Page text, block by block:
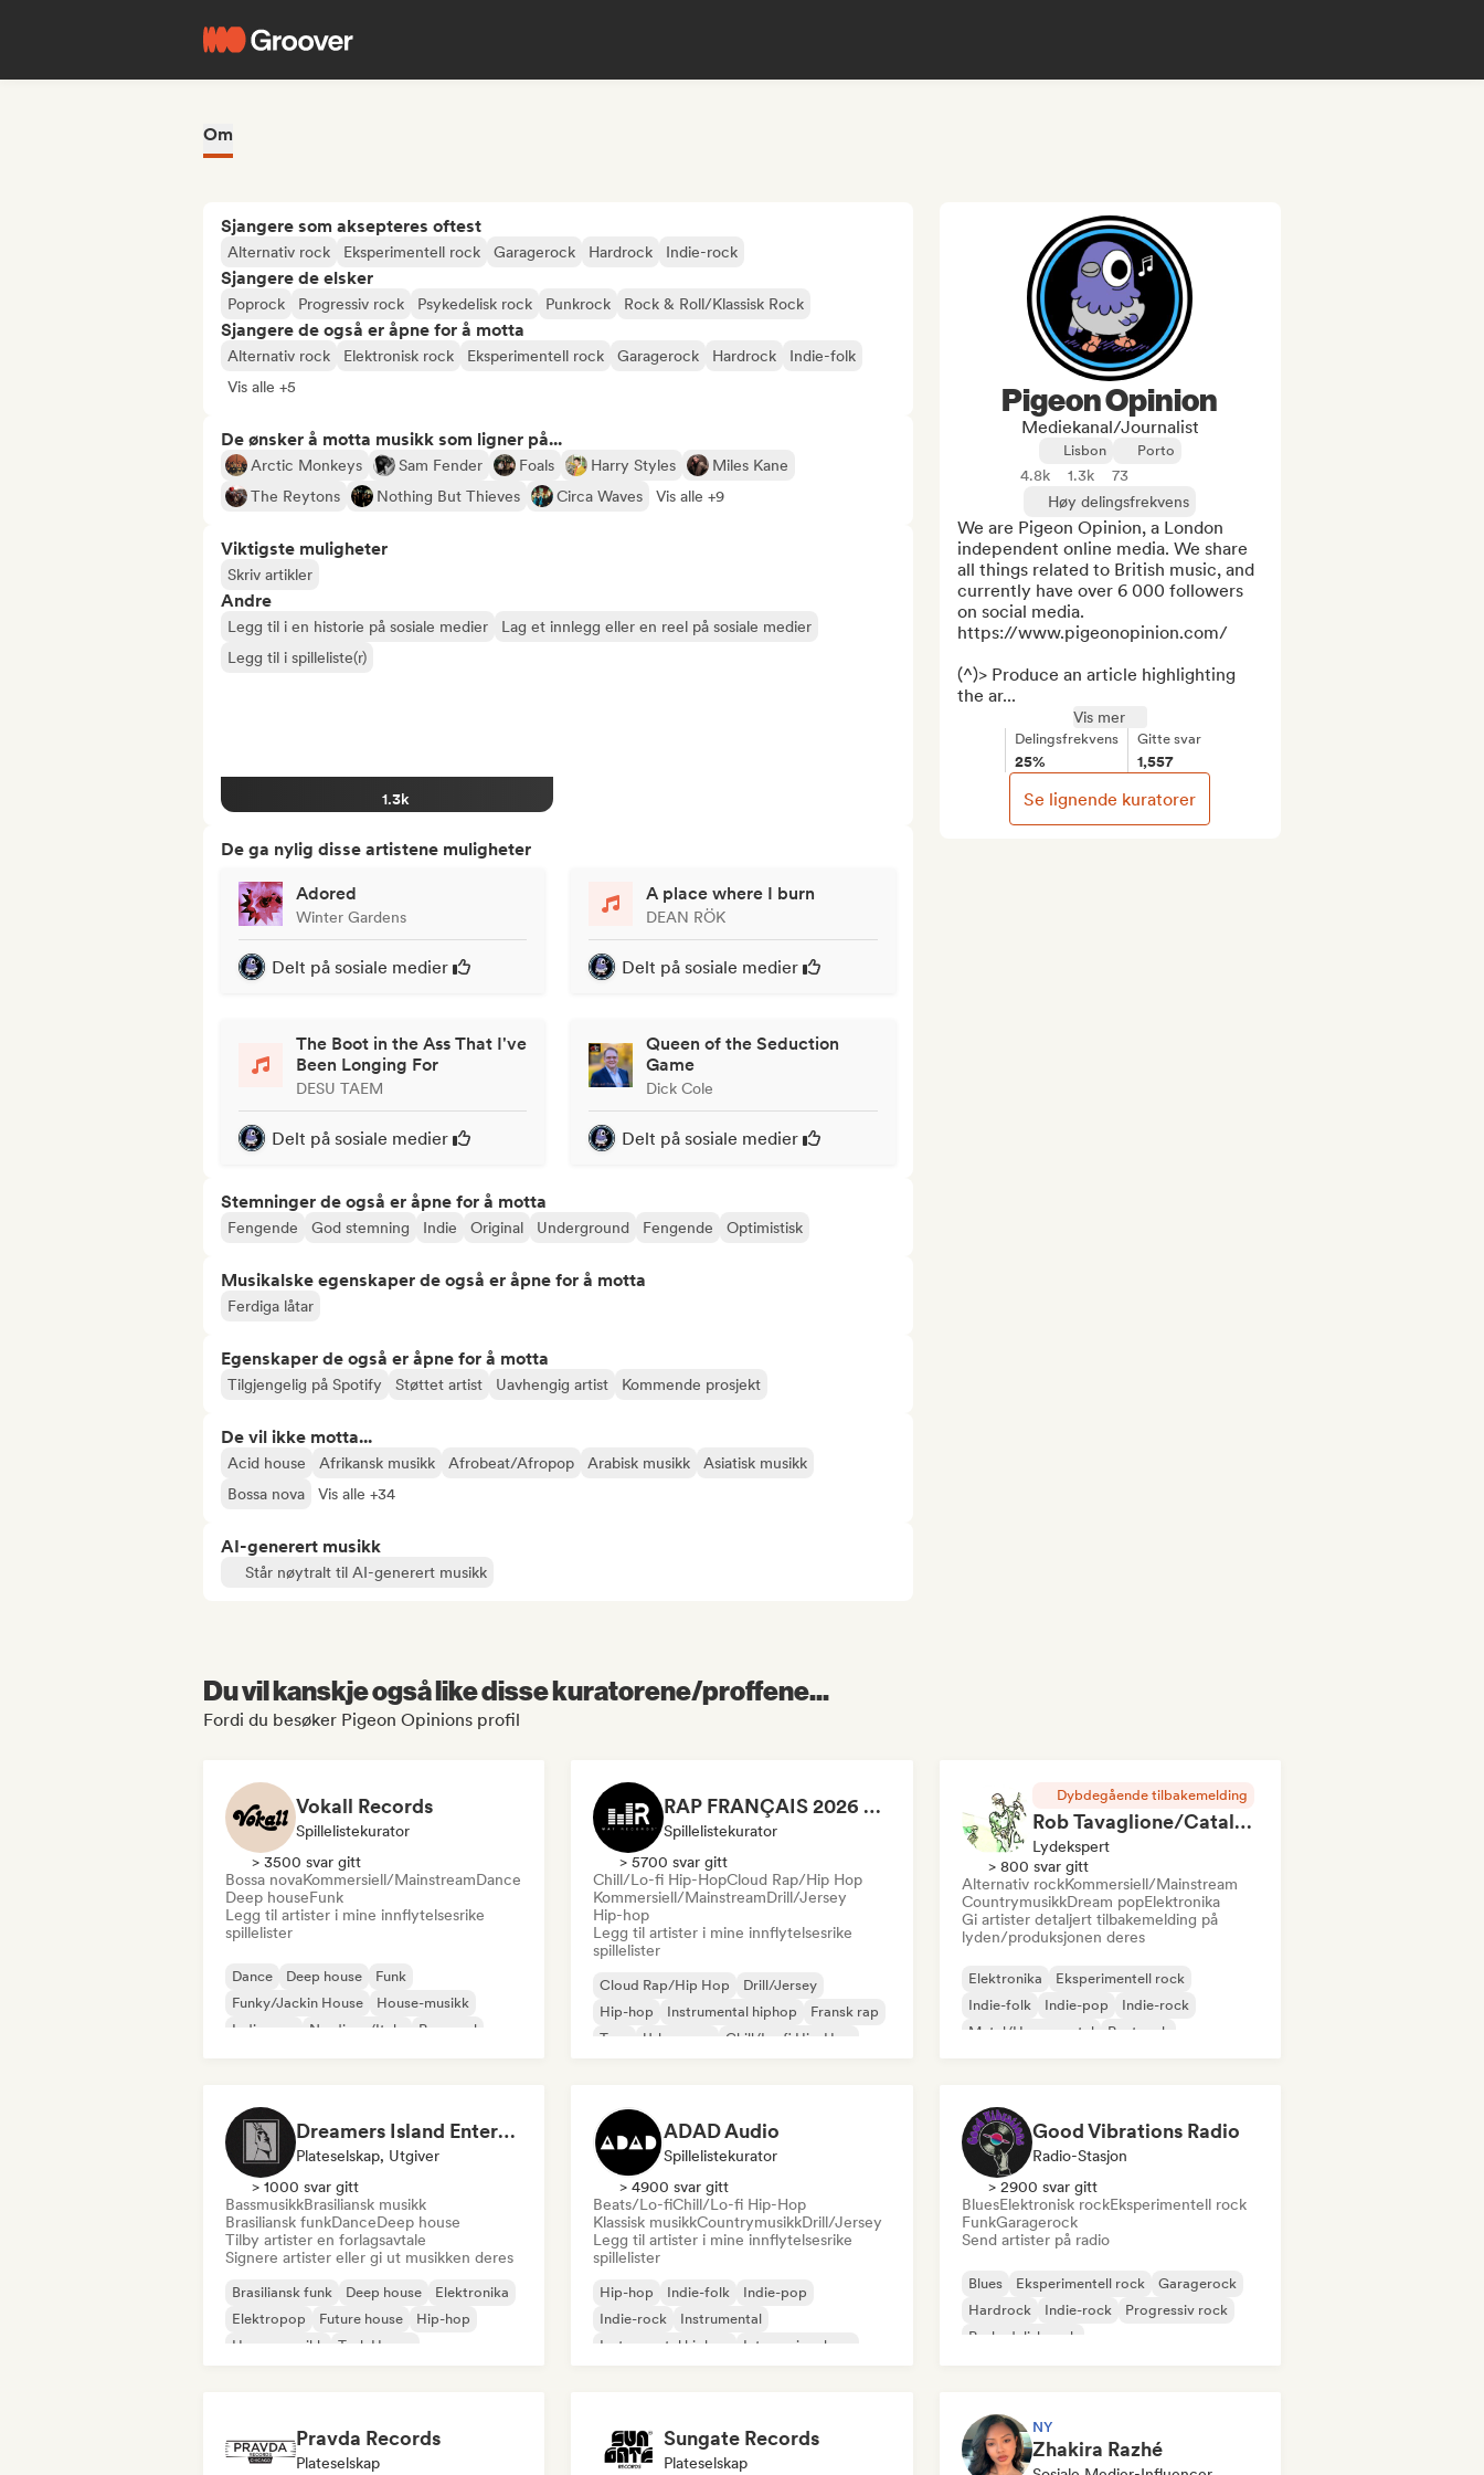
Om
Sjangere som aksepteres oftest
Alternativ rock Eksperimentell rock Garagerock Hardrock Indie-rock
Sjangere de elsker
Poprock Progressiv rock Psykedelisk rock Punkrock Rock & Roll/Klassisk Rock
Sjangere de også er åpne for å motta
Alternativ rock Elektronisk rock Eksperimentell rock Garagerock Hardrock
Indie-folk
Vis alle +5
De ønsker å motta musikk som ligner på...
Arctic Monkeys Sam Fender Foals Harry Styles
Miles Kane
The Reytons
Nothing But Thieves Circa Waves Vis alle +9
Viktigste muligheter
Skriv artikler
Andre
Legg til i en historie på sosiale medier
Lag et innlegg eller en reel på sosiale medier
Legg til i spilleliste(r)
1.3k
De ga nylig disse artistene muligheter
Adored
Winter Gardens
Delt på sosiale medier
A place where I burn
DEAN RÖK
Delt på sosiale medier
The Boot in the Ass That I've
Been Longing For
DESU TAEM
Delt på sosiale medier
Queen of the Seduction
Game
Dick Cole
Delt på sosiale medier
Stemninger de også er åpne for å motta
Fengende God stemning Indie Original Underground Fengende Optimistisk
Musikalske egenskaper de også er åpne for å motta
Ferdiga låtar
Egenskaper de også er åpne for å motta
Tilgjengelig på Spotify Støttet artist Uavhengig artist Kommende prosjekt
De vil ikke motta...
Acid house Afrikansk musikk Afrobeat/Afropop Arabisk musikk
Asiatisk musikk
Bossa nova
Vis alle +34
AI-generert musikk
Står nøytralt til AI-generert musikk
Pigeon Opinion
Mediekanal/journalist
Lisbon Porto
4.8k 1.3k
73
Høy delingsfrekvens
We are Pigeon Opinion, a London
independent online media. We share
all things related to British music, and
currently have over 6 000 followers
on social media.
https://www.pigeonopinion.com/
(^)> Produce an article highlighting
the ar...
Vis mer
Delingsfrekvens
25%
Gitte svar
1,557
Se lignende kuratorer
Du vil kanskje også like disse kuratorene/proffene...
Fordi du besøker Pigeon Opinions profil
Vokall Records
Spillelistekurator
> 3500 svar gitt
Bossa novaKommersiell/MainstreamDance
Deep houseFunk
Legg til artister i mine innflytelsesrike
spillelister
Dance Deep house
Funk
Funky/Jackin House
House-musikk
Indie-pop
Nu-disco/Italo Pop-soul
RAP FRANÇAIS 2026 🔥🇫🇷 (Way Records)
Spillelistekurator
> 5700 svar gitt
Chill/Lo-fi Hip-HopCloud Rap/Hip Hop
Kommersiell/MainstreamDrill/Jersey
Hip-hop
Legg til artister i mine innflytelsesrike
spillelister
Cloud Rap/Hip Hop
Drill/Jersey
Hip-hop
Instrumental hiphop
Fransk rap
Trap
Urban pop Chill/Lo-fi Hip-Hop
Dybdegående tilbakemelding
Rob Tavaglione/Catalyst Recording
Lydekspert
> 800 svar gitt
Alternativ rockKommersiell/Mainstream
CountrymusikkDream popElektronika
Gi artister detaljert tilbakemelding på
lyden/produksjonen deres
Elektronika
Eksperimentell rock
Indie-folk
Indie-pop
Indie-rock
Metal/Heavy metal
Postpunk
Dreamers Island Entertainment
Plateselskap, Utgiver
> 1000 svar gitt
BassmusikkBrasiliansk musikk
Brasiliansk funkDanceDeep house
Tilby artister en forlagsavtale
Signere artister eller gi ut musikken deres
Brasiliansk funk Deep house
Elektronika
Elektropop
Future house
Hip-hop
House-musikk
Tech House
ADAD Audio
Spillelistekurator
> 4900 svar gitt
Beats/Lo-fiChill/Lo-fi Hip-Hop
Klassisk musikkCountrymusikkDrill/Jersey
Legg til artister i mine innflytelsesrike
spillelister
Hip-hop Indie-folk
Indie-pop
Indie-rock
Instrumental
Instrumental hiphop
Internasjonal rap
Good Vibrations Radio
Radio-Stasjon
> 2900 svar gitt
BluesElektronisk rockEksperimentell rock
FunkGaragerock
Send artister på radio
Blues Eksperimentell rock
Garagerock
Hardrock
Indie-rock
Progressiv rock
Psykedelisk rock
Pravda Records
Plateselskap
Sungate Records
Plateselskap
NY
Zhakira Razhé